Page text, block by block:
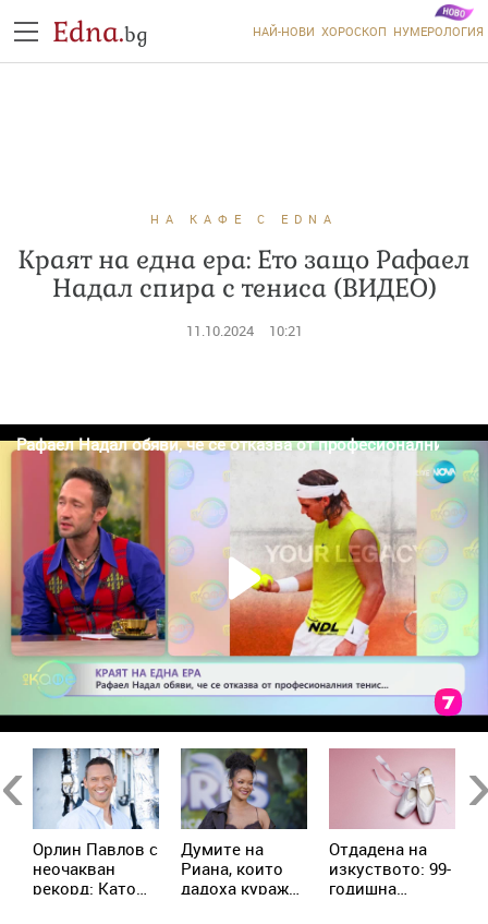
Edna.bg НАЙ-НОВИ ХОРОСКОП НУМЕРОЛОГИЯ
НА КАФЕ С EDNA
Краят на една ера: Ето защо Рафаел
Надал спира с тениса (ВИДЕО)
11.10.2024 10:21
Орлин Павлов с
неочакван
рекорд: Като
Думите на
Риана, които
дадоха кураж
Отдадена на
изкуството: 99-
годишна